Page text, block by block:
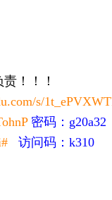
！！！
s/
密码：g20a32
访问码：k310